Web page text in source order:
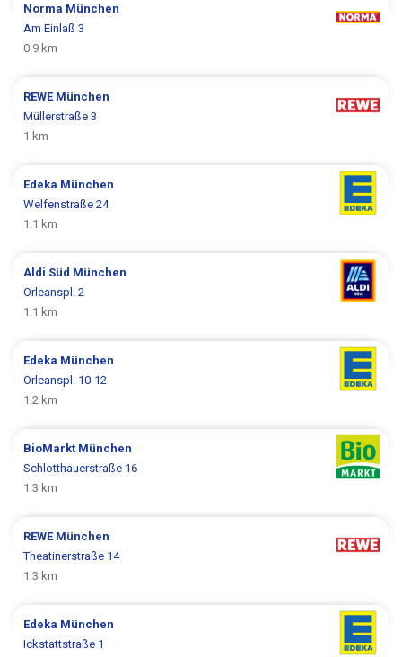
Norma München
Am Einlaß 3
0.9 km
REWE München
Müllerstraße 3
1 km
Edeka München
Welfenstraße 24
1.1 km
Aldi Süd München
Orleanspl. 2
1.1 km
Edeka München
Orleanspl. 10-12
1.2 km
BioMarkt München
Schlotthauerstraße 16
1.3 km
REWE München
Theatinerstraße 14
1.3 km
Edeka München
Ickstattstraße 1